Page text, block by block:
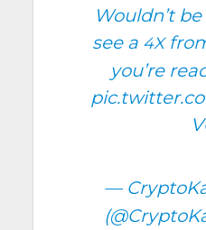
Wouldn’t
see a 4X
you’re
—